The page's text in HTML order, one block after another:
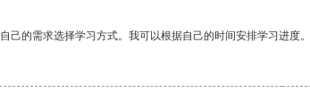
己的需求选择学习方式。我可以根据自己的时间安排学习进度。